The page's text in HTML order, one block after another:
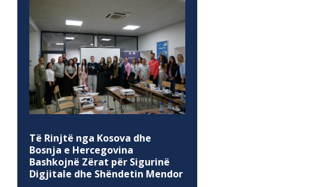
Të Rinjtë nga Kosova dhe
Bosnja e Hercegovina
Bashkojnë Zërat për Sigurinë
Digjitale dhe Shëndetin Mendor